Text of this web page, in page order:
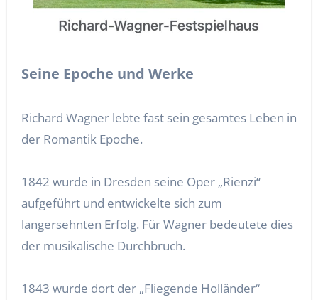
Seine Epoche und Werke
Richard Wagner lebte fast sein gesamtes Leben in
der Romantik Epoche.
1842 wurde in Dresden seine Oper „Rienzi“
aufgeführt und entwickelte sich zum
langersehnten Erfolg. Für Wagner bedeutete dies
der musikalische Durchbruch.
1843 wurde dort der „Fliegende Holländer“